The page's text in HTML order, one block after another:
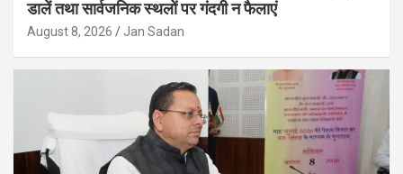
डालें तथा सार्वजनिक स्थलों पर गंदगी न फैलाएं
August 8, 2026 Jan Sadan